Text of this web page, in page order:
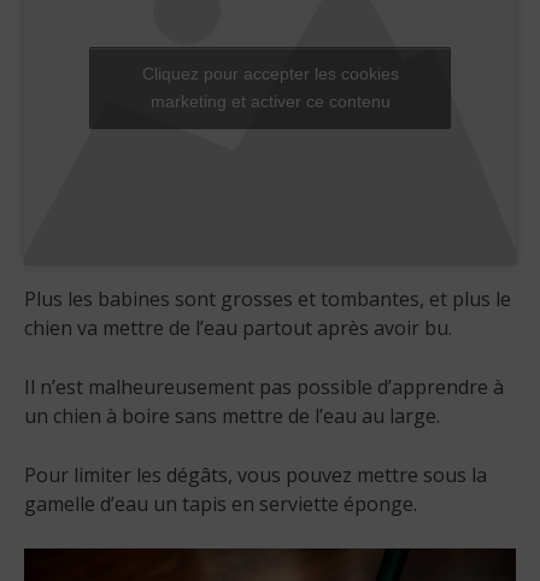
Cliquez pour accepter les cookies
marketing et activer ce contenu
Plus les babines sont grosses et tombantes, et plus le
chien va mettre de l’eau partout après avoir bu.
Il n’est malheureusement pas possible d’apprendre à
un chien à boire sans mettre de l’eau au large.
Pour limiter les dégâts, vous pouvez mettre sous la
gamelle d’eau un tapis en serviette éponge.